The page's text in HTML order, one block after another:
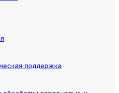
поддержка